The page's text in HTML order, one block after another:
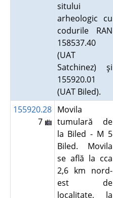
sitului
arheologic cu
codurile RAN
158537.40
(UAT
Satchinez) şi
155920.01
(UAT Biled).
155920.28
7
Movila
tumulară de
la Biled - M 5
Biled. Movila
se află la cca
2,6 km nord-
est de
localitate, la